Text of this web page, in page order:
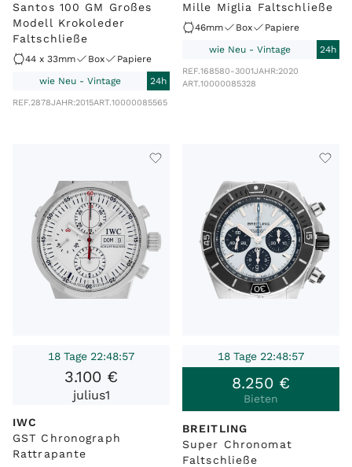
Santos 100 GM Großes
Modell Krokoleder
Faltschließe
44 x 33mm Box
Papiere
wie Neu - Vintage
24h
REF.2878JAHR:2015ART.10000085565
Mille Miglia Faltschließe
46mm Box
Papiere
wie Neu - Vintage
24h
REF.168580-3001JAHR:2020
ART.10000085328
18 Tage 22:48:57
3.100 €
julius1
IWC
GST Chronograph
Rattrapante
18 Tage 22:48:57
8.250 €
Bieten
BREITLING
Super Chronomat
Faltschließe